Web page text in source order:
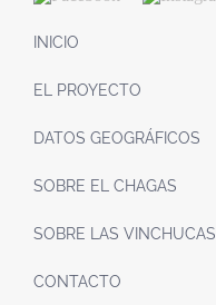
INICIO
EL PROYECTO
DATOS GEOGRÁFICOS
SOBRE EL CHAGAS
SOBRE LAS VINCHUCAS
CONTACTO